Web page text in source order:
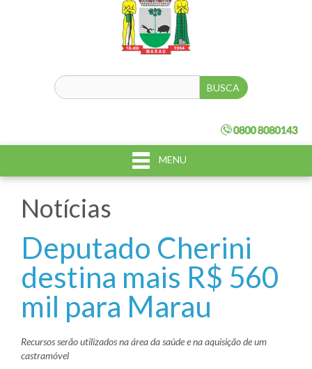
MENU
Notícias
Deputado Cherini
destina mais R$ 560
mil para Marau
Recursos serão utilizados na área da saúde e na aquisição de um
castramóvel